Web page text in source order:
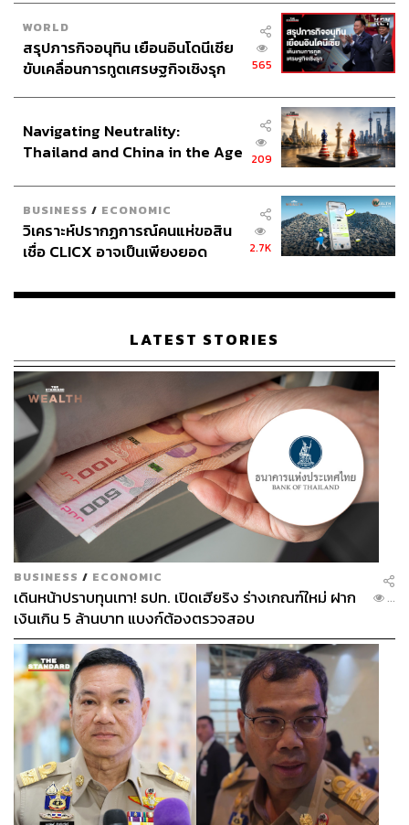
WORLD
สรุปภารกิจอนุทิน เยือนอินโดนีเซีย
ขับเคลื่อนการทูตเศรษฐกิจเชิงรุก
565
Navigating Neutrality:
Thailand and China in the Age
209
BUSINESS / ECONOMIC
วิเคราะห์ปรากฏการณ์คนแห่ขอสิน
เชื่อ CLICX อาจเป็นเพียงยอด
เรือนไทยที่ถูกซุกไว้
2.7K
LATEST STORIES
BUSINESS / ECONOMIC
เดินหน้าปราบทุนเทา! ธปท. เปิดเฮียริง ร่างเกณฑ์ใหม่ ฝาก
เงินเกิน 5 ล้านบาท แบงก์ต้องตรวจสอบ
...